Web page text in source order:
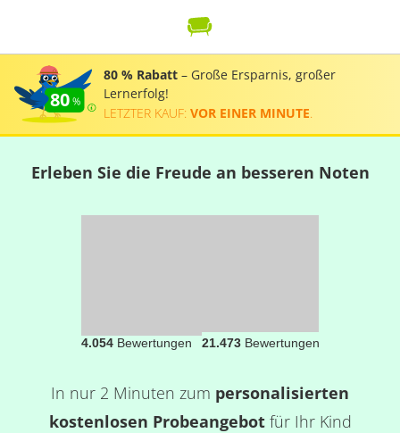
80
80 % Rabatt – Große Ersparnis, großer
Lernerfolg!
LETZTER KAUF: VOR EINER MINUTE
Erleben Sie die Freude an besseren Noten
4.054Bewertungen 21.473Bewertungen
In nur 2 Minuten zum personalisierten
kostenlosen Probeangebotfür Ihr Kind